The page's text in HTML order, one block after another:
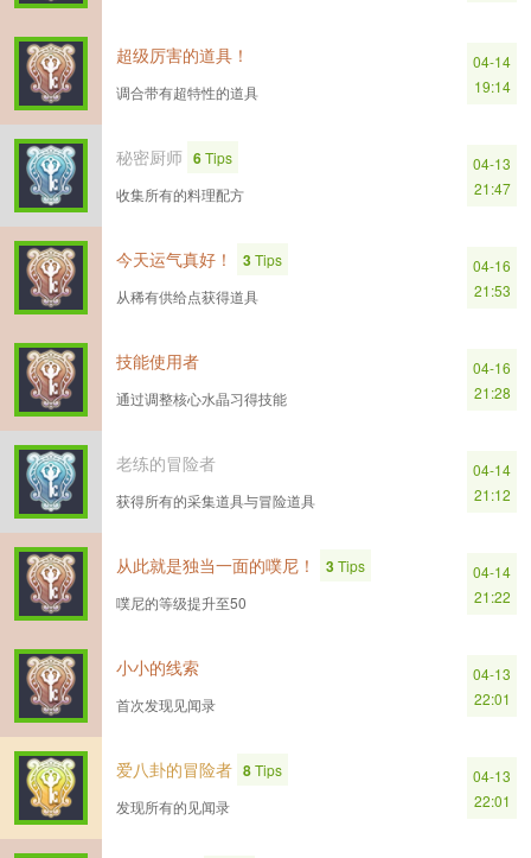
超级厉害的道具！
调合带有超特性的道具
04-14
19:14
秘密厨师 6Tips
收集所有的料理配方
04-13
21:47
今天运气真好！ 3Tips
从稀有供给点获得道具
04-16
21:53
技能使用者
通过调整核心水晶习得技能
04-16
21:28
老练的冒险者
获得所有的采集道具与冒险道具
04-14
21:12
从此就是独当一面的噗尼！ 3Tips
噗尼的等级提升至50
04-14
21:22
小小的线索
首次发现见闻录
04-13
22:01
爱八卦的冒险者 8Tips
发现所有的见闻录
04-13
22:01